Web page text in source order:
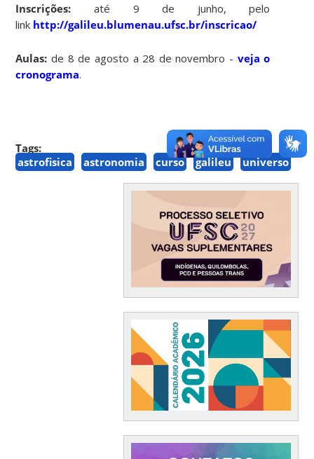
Inscrições: até 9 de junho, pelo
link http://galileu.blumenau.ufsc.br/inscricao/
Aulas: de 8 de agosto a 28 de novembro - veja o
cronograma.
Tags:
astrofisica
astronomia curso galileu universo